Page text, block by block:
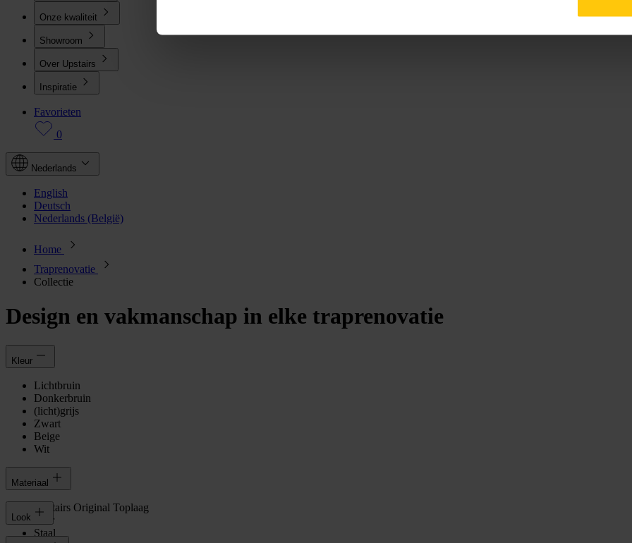
Onze kwaliteit
Showroom
Over Upstairs
Inspiratie
Favorieten
0
Nederlands
English
Deutsch
Nederlands (België)
Home
Traprenovatie
Collectie
Design en vakmanschap in elke traprenovatie
Kleur
Lichtbruin
Donkerbruin
(licht)grijs
Zwart
Beige
Wit
Materiaal
Upstairs Original Toplaag
Leer
Staal
Look